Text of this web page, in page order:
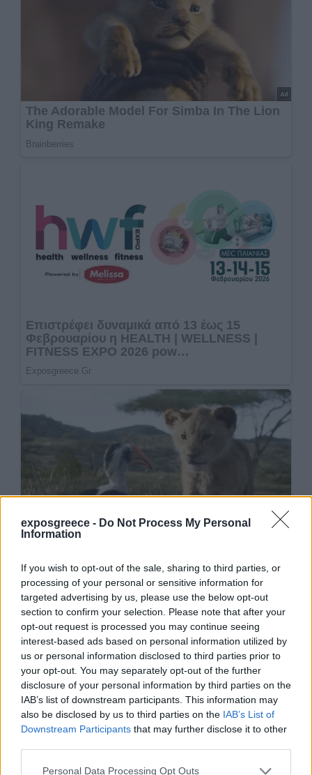
exposgreece - Do Not Process My Personal
Information
If you wish to opt-out of the sale, sharing to third parties, or
processing of your personal or sensitive information for
targeted advertising by us, please use the below opt-out
section to confirm your selection. Please note that after your
opt-out request is processed you may continue seeing
interest-based ads based on personal information utilized by
us or personal information disclosed to third parties prior to
your opt-out. You may separately opt-out of the further
disclosure of your personal information by third parties on the
IAB’s list of downstream participants. This information may
also be disclosed by us to third parties on the IAB’s List of
Downstream Participants that may further disclose it to other
Personal Data Processing Opt Outs